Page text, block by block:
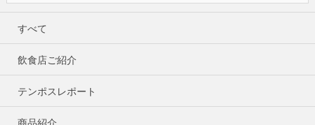
すべて
飲食店ご紹介
テンポスレポート